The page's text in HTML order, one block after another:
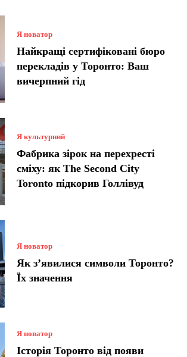
Я новатор
Найкращі сертифіковані бюро
перекладів у Торонто: Ваш
вичерпний гід
Я культурний
Фабрика зірок на перехресті
сміху: як The Second City
Toronto підкорив Голлівуд
Я новатор
Як з’явилися символи Торонто?
Їх значення
Я новатор
Історія Торонто від появи